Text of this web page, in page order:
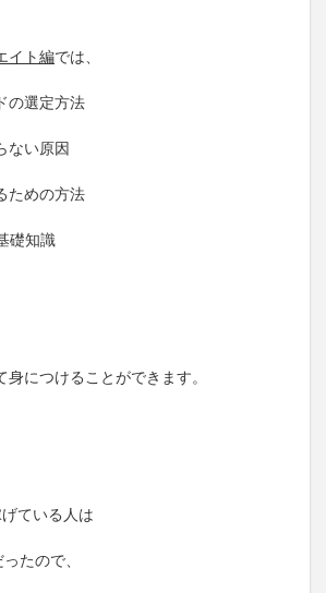
イト編では、
の選定方法
ない原因
ための方法
礎知識
身につけることができます。
ている人は
たので、